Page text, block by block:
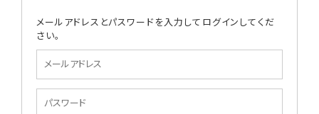
メールアドレスとパスワードを入力してログインしてくだ
さい。